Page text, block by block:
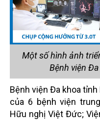
Một số hình ảnh
Bệnh viện
Bệnh viện Đa khoa
của 6 bệnh viện
Hữu nghị Việt Đức;